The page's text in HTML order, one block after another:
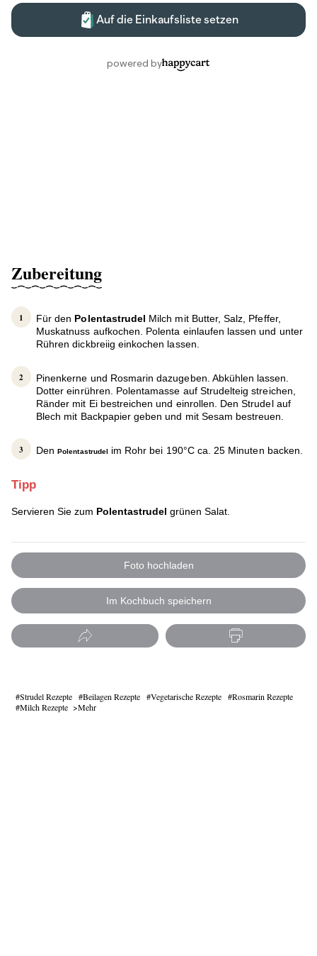
Zubereitung
Für den Polentastrudel Milch mit Butter, Salz, Pfeffer,
Muskatnuss aufkochen. Polenta einlaufen lassen und unter
Rühren dickbreiig einkochen lassen.
Pinenkerne und Rosmarin dazugeben. Abkühlen lassen.
Dotter einrühren. Polentamasse auf Strudelteig streichen,
Ränder mit Ei bestreichen und einrollen. Den Strudel auf
Blech mit Backpapier geben und mit Sesam bestreuen.
DenPolentastrudel im Rohr bei 190°C ca. 25 Minuten backen.
Tipp
Servieren Sie zum Polentastrudel grünen Salat.
Foto hochladen
Im Kochbuch speichern
Strudel Rezepte Beilagen Rezepte Vegetarische Rezepte
Rosmarin Rezepte
Milch Rezepte
Mehr